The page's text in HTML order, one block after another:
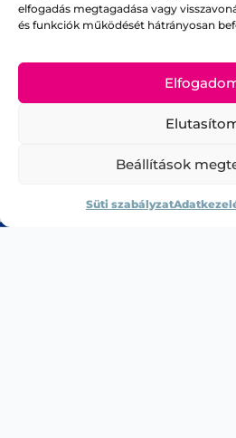
elfogadás megtagadása vagy
és funkciók működését hátrányosan
Beállítások
Süti szabályzat